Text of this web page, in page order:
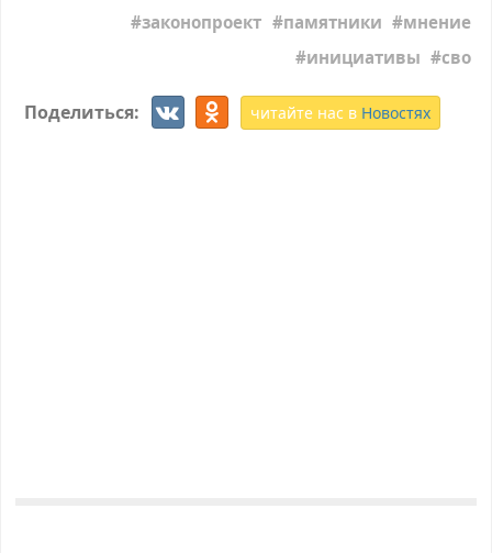
законопроект памятники
мнение
инициативы
сво
Поделиться: читайте нас в Новостях